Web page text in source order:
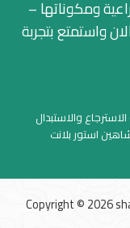
ومكوناتها –
واستمتع بتجربة
والاستبدال
استور بلانت
Copyright © 2026